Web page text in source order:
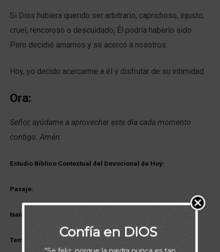
Si Dios hubiera querido ser arbitrario, caprichoso, injusto,
cruel, rencoroso o descuidado, Él podría haberlo sido.
Pero decidió amarnos y se acercó a nosotros.
Hoy, yo decido acercarme a él y disfrutar de su intimidad.
Ora:
Señor, ayúdame a aprovechar este día cada momento
contigo. Amén.
Estudio Bíblico Contextual del Devocional de Hoy:
Pasaje:
Isaías 62:5
Tema del Capítulo – Isaías 62:
Confía en DIOS